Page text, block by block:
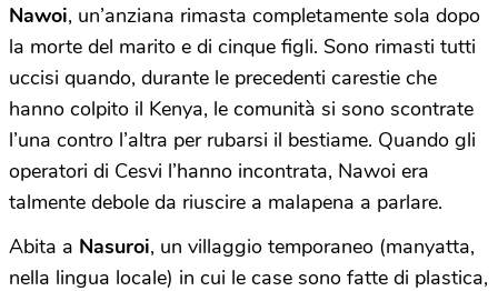
Nawoi, un’anziana rimasta completamente sola dopo
la morte del marito e di cinque figli. Sono rimasti tutti
uccisi quando, durante le precedenti carestie che
hanno colpito il Kenya, le comunità si sono scontrate
l’una contro l’altra per rubarsi il bestiame. Quando gli
operatori di Cesvi l’hanno incontrata, Nawoi era
talmente debole da riuscire a malapena a parlare.
Abita a Nasuroi, un villaggio temporaneo (manyatta,
nella lingua locale) in cui le case sono fatte di plastica,